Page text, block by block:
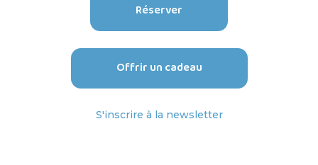
Réserver
Offriruncadeau
S'inscrire à la newsletter